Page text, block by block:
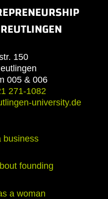
150
005 & 006
271-1082
university.de
business
founding
a woman